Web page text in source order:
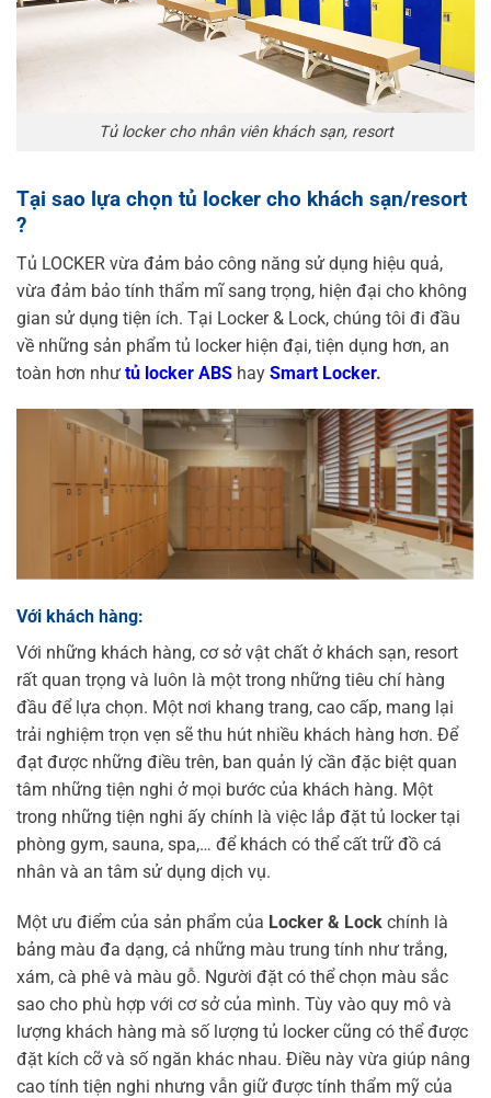
Tủ locker cho nhân viên khách sạn, resort
Tại sao lựa chọn tủ locker cho khách sạn/resort
?
Tủ LOCKER vừa đảm bảo công năng sử dụng hiệu quả,
vừa đảm bảo tính thẩm mĩ sang trọng, hiện đại cho không
gian sử dụng tiện ích. Tại Locker & Lock, chúng tôi đi đầu
về những sản phẩm tủ locker hiện đại, tiện dụng hơn, an
toàn hơn như tủ locker ABS hay Smart Locker.
Với khách hàng:
Với những khách hàng, cơ sở vật chất ở khách sạn, resort
rất quan trọng và luôn là một trong những tiêu chí hàng
đầu để lựa chọn. Một nơi khang trang, cao cấp, mang lại
trải nghiệm trọn vẹn sẽ thu hút nhiều khách hàng hơn. Để
đạt được những điều trên, ban quản lý cần đặc biệt quan
tâm những tiện nghi ở mọi bước của khách hàng. Một
trong những tiện nghi ấy chính là việc lắp đặt tủ locker tại
phòng gym, sauna, spa,… để khách có thể cất trữ đồ cá
nhân và an tâm sử dụng dịch vụ.
Một ưu điểm của sản phẩm của Locker & Lock chính là
bảng màu đa dạng, cả những màu trung tính như trắng,
xám, cà phê và màu gỗ. Người đặt có thể chọn màu sắc
sao cho phù hợp với cơ sở của mình. Tùy vào quy mô và
lượng khách hàng mà số lượng tủ locker cũng có thể được
đặt kích cỡ và số ngăn khác nhau. Điều này vừa giúp nâng
cao tính tiện nghi nhưng vẫn giữ được tính thẩm mỹ của